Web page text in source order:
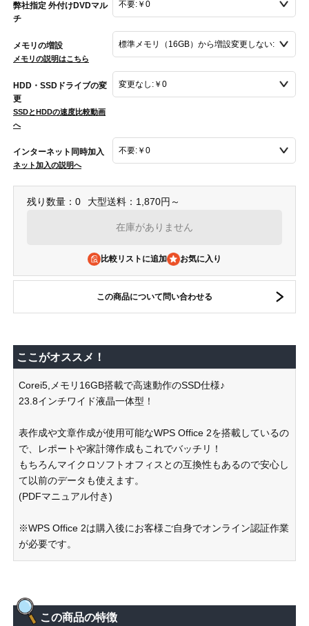
弊社指定 外付けDVDマル
チ
メモリの増設
メモリの説明はこちら
HDD・SSDドライブの変
更
SSDとHDDの速度比較動画
へ
インターネット同時加入
ネット加入の説明へ
残り数量：0 大型送料：1,870円～
在庫がありません
比較リストに追加
この商品について問い合わせる
ここがオススメ！
Corei5,メモリ16GB搭載で高速動作のSSD仕様♪
23.8インチワイド液晶一体型！
表作成や文章作成が使用可能なWPS Office 2を搭載しているの
で、レポートや家計簿作成もこれでバッチリ！
もちろんマイクロソフトオフィスとの互換性もあるので安心し
て以前のデータも使えます。
(PDFマニュアル付き)
※WPS Office 2は購入後にお客様ご自身でオンライン認証作業
が必要です。
この商品の特徴